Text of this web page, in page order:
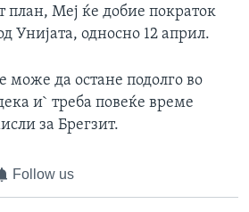
план, Меј ќе добие пократок
Унијата, односно 12 април.
може да остане подолго во
и` треба повеќе време
за Брегзит.
Follow us